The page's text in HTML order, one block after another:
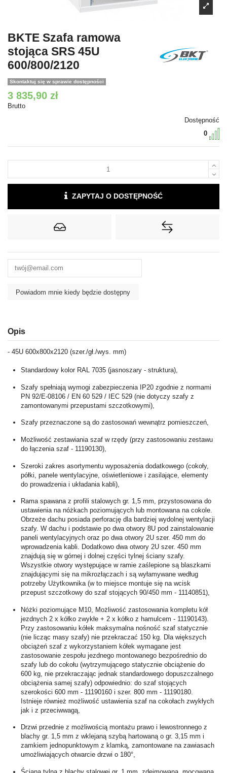
BKTE Szafa ramowa
stojąca SRS 45U
600/800/2120
Skontaktuj się w sprawie dostępności
3 835,90 zł
Brutto
Dostępność
0
ZAPYTAJ O DOSTĘPNOŚĆ
Opis
- 45U 600x800x2120 (szer./gł./wys. mm)
Standardowy kolor RAL 7035 (jasnoszary - struktura),
Szafy spełniają wymogi zabezpieczenia IP20 zgodnie z normami
PN 92/E-08106 / EN 60 529 / IEC 529 (nie dotyczy szafy z
zamontowanymi przepustami szczotkowymi),
Szafy przeznaczone są do zastosowań wewnątrz pomieszczeń,
Możliwość zestawiania szaf w rzędy (przy zastosowaniu zestawu
do łączenia szaf - 11190130),
Szeroki zakres asortymentu wyposażenia dodatkowego (cokoły,
półki, panele wentylacyjne, oświetleniowe i zasilające, elementy
do prowadzenia i układania kabli),
Rama spawana z profili stalowych gr. 1,5 mm, przystosowana do
ustawienia na nóżkach poziomujących lub montowana na cokole.
Obrzeże dachu posiada perforację dla bardziej wydolnej wentylacji
szafy. W dachu i podstawie po dwa otwory 8U pod zainstalowanie
paneli wentylacyjnych oraz po dwa otwory 2U szer. 450 mm do
wprowadzenia kabli. Dodatkowo dwa otwory 2U szer. 450 mm
znajdują się w górnej i dolnej części tylnej ściany szafy.
Wszystkie otwory występujące w ramie zaślepione są blaszkami
znajdującymi się na mikrozłączach i są wyłamywane według
potrzeby Użytkownika (w to miejsce montuje się na wcisk
przepust szczotkowy do szaf stojących 90/450 mm - 11140851),
Nóżki poziomujące M10, Możliwość zastosowania kompletu kół
jezdnych 2 x kółko zwykłe + 2 x kółko z hamulcem - 11190143).
Przy zastosowaniu kółek maksymalna nośność szaf statycznie
(nie licząc masy szafy) nie przekraczać 150 kg. Dla większych
obciążeń szaf z wykorzystaniem kółek wymagane jest
zastosowanie zespołu jezdnego montowanego bezpośrednio do
szafy lub do cokołu (wytrzymującego statycznie obciążenie do
600 kg, nie przekraczając jednak standardowego dopuszczalnego
obciążenia samej szafy) odpowiednio: do szaf stojących
szerokości 600 mm - 11190160 i szer. 800 mm - 11190180.
Istnieje również możliwość ustawienia szaf na cokołach zwykłych
jak i z przeciwwagą,
Drzwi przednie z możliwością montażu prawo i lewostronnego z
blachy gr. 1,5 mm z wklejaną szybą hartowaną o gr. 3,15 mm i
zamkiem jednopunktowym z klamką, zamontowane na zawiasach
umożliwiających otwarcie drzwi o 180°,